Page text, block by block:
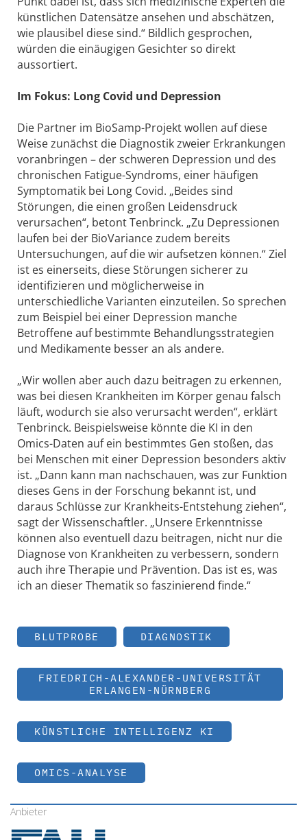
künstlichen Datensätze ansehen und abschätzen,
wie plausibel diese sind.“ Bildlich gesprochen,
würden die einäugigen Gesichter so direkt
aussortiert.
Im Fokus: Long Covid und Depression
Die Partner im BioSamp-Projekt wollen auf diese
Weise zunächst die Diagnostik zweier Erkrankungen
voranbringen – der schweren Depression und des
chronischen Fatigue-Syndroms, einer häufigen
Symptomatik bei Long Covid. „Beides sind
Störungen, die einen großen Leidensdruck
verursachen“, betont Tenbrinck. „Zu Depressionen
laufen bei der BioVariance zudem bereits
Untersuchungen, auf die wir aufsetzen können.“ Ziel
ist es einerseits, diese Störungen sicherer zu
identifizieren und möglicherweise in
unterschiedliche Varianten einzuteilen. So sprechen
zum Beispiel bei einer Depression manche
Betroffene auf bestimmte Behandlungsstrategien
und Medikamente besser an als andere.
„Wir wollen aber auch dazu beitragen zu erkennen,
was bei diesen Krankheiten im Körper genau falsch
läuft, wodurch sie also verursacht werden“, erklärt
Tenbrinck. Beispielsweise könnte die KI in den
Omics-Daten auf ein bestimmtes Gen stoßen, das
bei Menschen mit einer Depression besonders aktiv
ist. „Dann kann man nachschauen, was zur Funktion
dieses Gens in der Forschung bekannt ist, und
daraus Schlüsse zur Krankheits-Entstehung ziehen“,
sagt der Wissenschaftler. „Unsere Erkenntnisse
können also eventuell dazu beitragen, nicht nur die
Diagnose von Krankheiten zu verbessern, sondern
auch ihre Therapie und Prävention. Das ist es, was
ich an dieser Thematik so faszinierend finde.“
BLUTPROBE DIAGNOSTIK
FRIEDRICH-ALEXANDER-UNIVERSITÄT
ERLANGEN-NÜRNBERG
KÜNSTLICHE INTELLIGENZ KI
OMICS-ANALYSE
Anbieter